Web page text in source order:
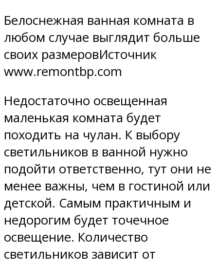
Белоснежная ванная комната в
любом случае выглядит больше
своих размеровИсточник
www.remontbp.com
Недостаточно освещенная
маленькая комната будет
походить на чулан. К выбору
светильников в ванной нужно
подойти ответственно, тут они не
менее важны, чем в гостиной или
детской. Самым практичным и
недорогим будет точечное
освещение. Количество
светильников зависит от